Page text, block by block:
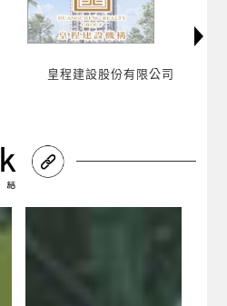
美好時光（共享空間）